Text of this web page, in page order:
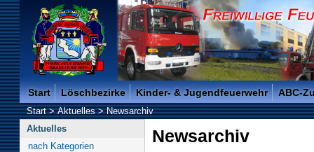
Freiwillige Feuerwehr der Kreisstadt Saarlouis -
Start Löschbezirke Kinder- & Jugendfeuerwehr ABC-
Start>Aktuelles>Newsarchiv
Aktuelles
nach Kategorien
Newsarchiv